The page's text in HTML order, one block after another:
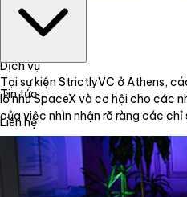
Trang chủ
Về chúng tôi
Dịch vụ
Tin tức
Liên hệ
Tiếng Việt English
Tại sự kiện StrictlyVC ở Athens,
lồ như SpaceX và cơ hội cho các
của việc nhìn nhận rõ ràng các chỉ